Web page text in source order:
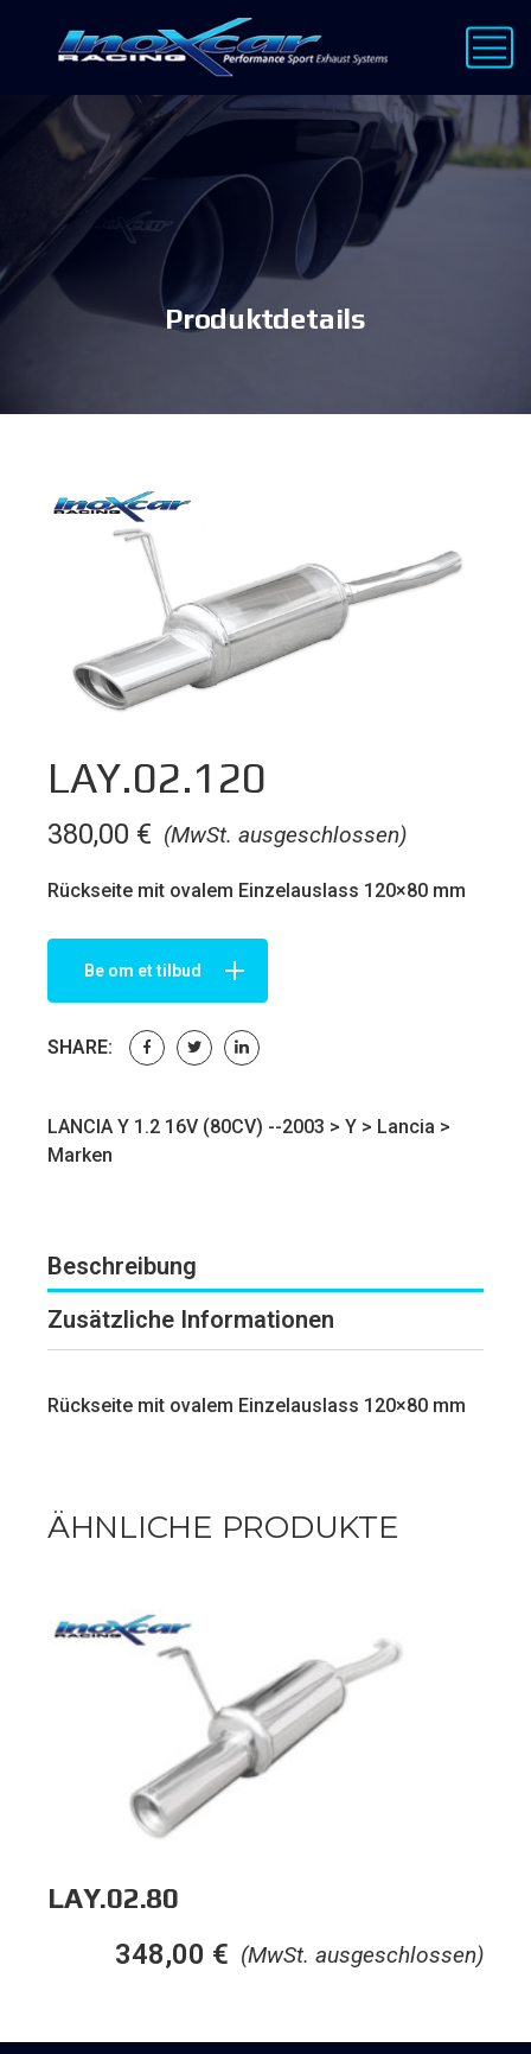
Produktdetails
LAY.02.120
(MwSt. ausgeschlossen)
380,00 €
Rückseite mit ovalem Einzelauslass 120×80 mm
Be om et tilbud
SHARE:
LANCIA Y 1.2 16V (80CV) --2003 > Y > Lancia >
Marken
Beschreibung
Zusätzliche Informationen
Rückseite mit ovalem Einzelauslass 120×80 mm
ÄHNLICHE PRODUKTE
LAY.02.80
(MwSt. ausgeschlossen)
348,00 €